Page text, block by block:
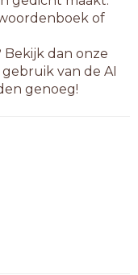
of
Bekijk dan onze
van de AI
genoeg!